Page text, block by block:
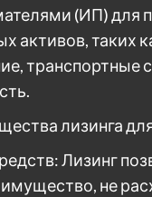
(ИП) для
активов, таких
транспортные
лизинга
Лизинг
не